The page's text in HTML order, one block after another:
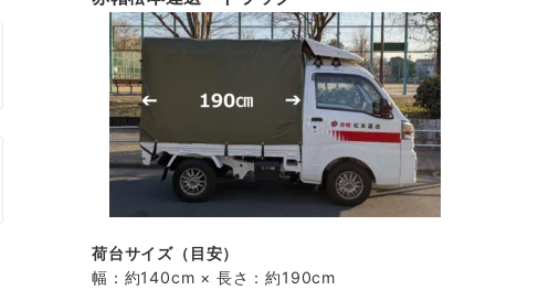
荷台サイズ（目安）
幅：約140cm × 長さ：約190cm